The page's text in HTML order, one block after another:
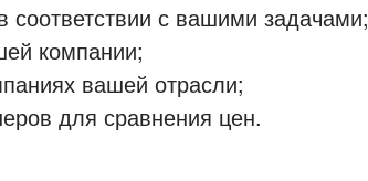
соответствии с вашими задачами;
компании;
вашей отрасли;
для сравнения цен.